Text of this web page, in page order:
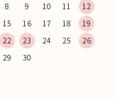
8 9 10 11
12
15 16 17 18
19
22 23 24 25
26
29 30